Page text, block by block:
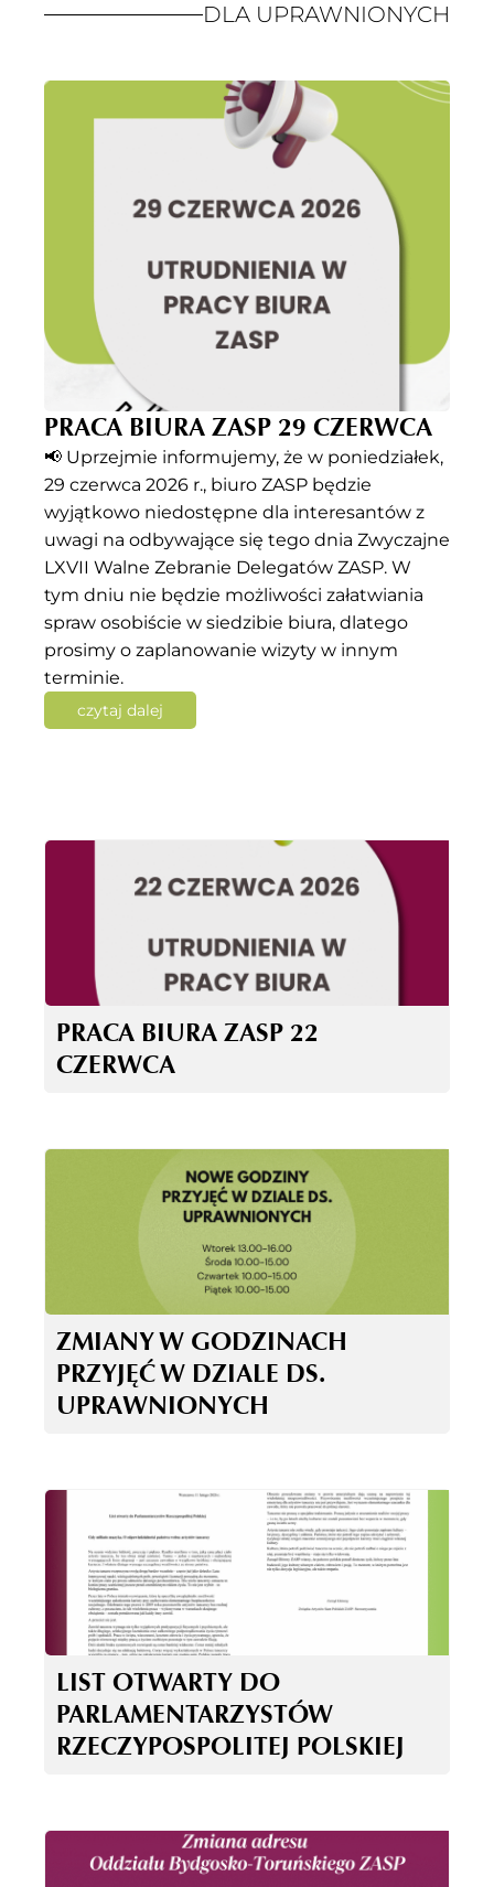
DLA UPRAWNIONYCH
PRACA BIURA ZASP 29 CZERWCA
📢 Uprzejmie informujemy, że w poniedziałek,
29 czerwca 2026 r., biuro ZASP będzie
wyjątkowo niedostępne dla interesantów z
uwagi na odbywające się tego dnia Zwyczajne
LXVII Walne Zebranie Delegatów ZASP. W
tym dniu nie będzie możliwości załatwiania
spraw osobiście w siedzibie biura, dlatego
prosimy o zaplanowanie wizyty w innym
terminie.
czytaj dalej
PRACA BIURA ZASP 22
CZERWCA
ZMIANY W GODZINACH
PRZYJĘĆ W DZIALE DS.
UPRAWNIONYCH
LIST OTWARTY DO
PARLAMENTARZYSTÓW
RZECZYPOSPOLITEJ POLSKIEJ